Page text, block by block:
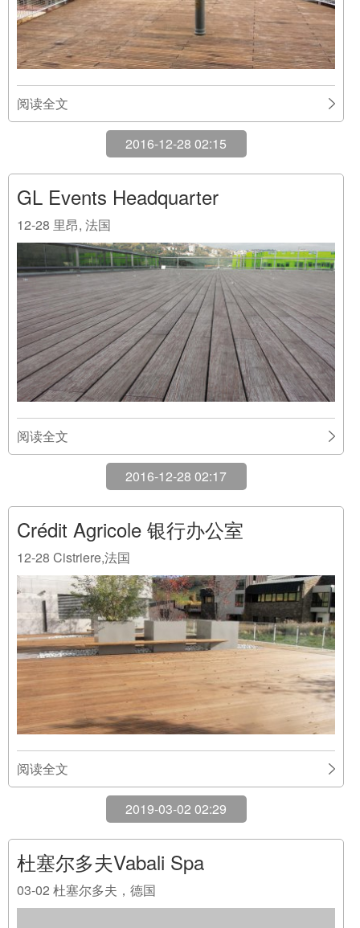
阅读全文
2016-12-28 02:15
GL Events Headquarter
12-28 里昂, 法国
阅读全文
2016-12-28 02:17
Crédit Agricole 银行办公室
12-28 Cistriere,法国
阅读全文
2019-03-02 02:29
杜塞尔多夫Vabali Spa
03-02 杜塞尔多夫，德国